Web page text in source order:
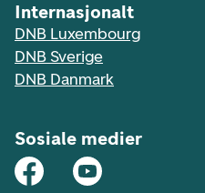
Internasjonalt
DNB Luxembourg
DNB Sverige
DNB Danmark
Sosiale medier